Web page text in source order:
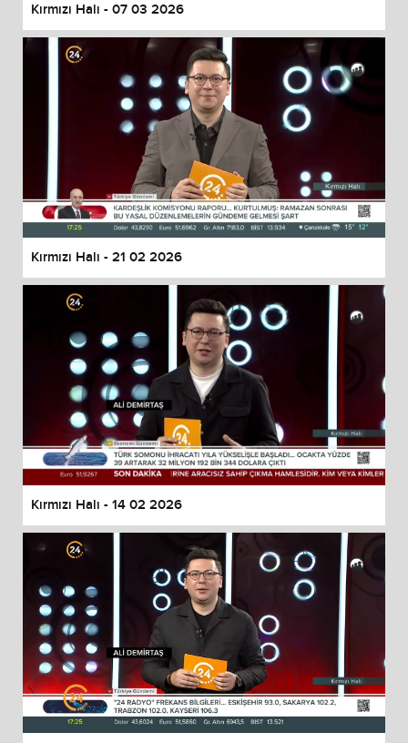
Kırmızı Halı - 07 03 2026
Kırmızı Halı - 21 02 2026
Kırmızı Halı - 14 02 2026